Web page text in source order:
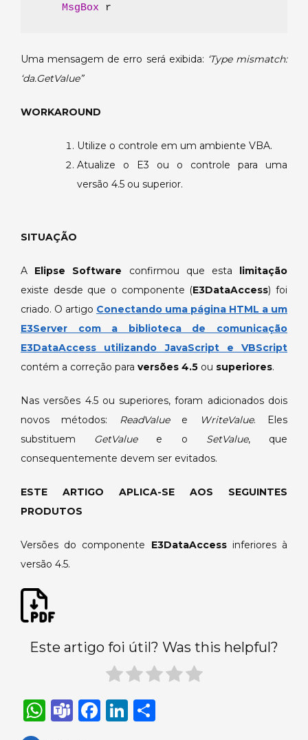
MsgBox r
Uma mensagem de erro será exibida: ‘Type mismatch:
‘da.GetValue”
WORKAROUND
Utilize o controle em um ambiente VBA.
Atualize o E3 ou o controle para uma
versão 4.5 ou superior.
SITUAÇÃO
A Elipse Software confirmou que esta limitação
existe desde que o componente (E3DataAccess) foi
criado. O artigo Conectando uma página HTML a um
E3Server com a biblioteca de comunicação
E3DataAccess utilizando JavaScript e VBScript
contém a correção para versões 4.5 ou superiores.
Nas versões 4.5 ou superiores, foram adicionados dois
novos métodos: ReadValue e WriteValue. Eles
substituem GetValue e o SetValue, que
consequentemente devem ser evitados.
ESTE ARTIGO APLICA-SE AOS SEGUINTES
PRODUTOS
Versões do componente E3DataAccess inferiores à
versão 4.5.
Este artigo foi útil? Was this helpful?
W T
F
Li